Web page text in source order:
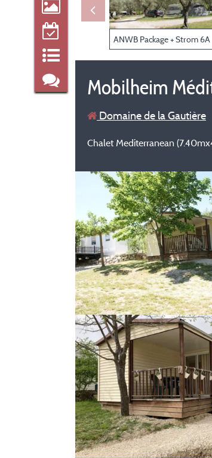
ANWB Package + Strom 6A
Mobilheim
Domaine de la Gautière
Chalet Mediterranean